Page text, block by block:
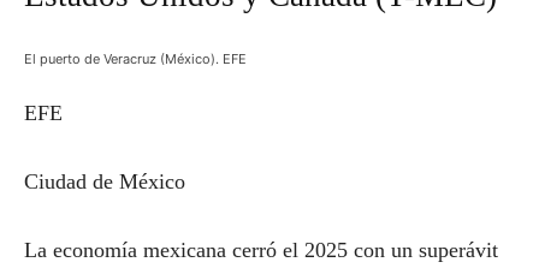
El puerto de Veracruz (México). EFE
EFE
Ciudad de México
La economía mexicana cerró el 2025 con un superávit